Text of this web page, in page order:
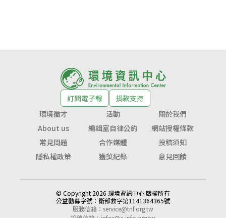
訂閱電子報
捐款支持
環境徵才
活動
關於我們
About us
編輯室自律公約
網站授權條款
常見問題
合作媒體
投稿須知
隱私權政策
獲獎紀錄 意見回饋
© Copyright 2026 環境資訊中心 版權所有
公益勸募字號： 衛部救字第1141364365號
服務信箱： service@tnf.org.tw